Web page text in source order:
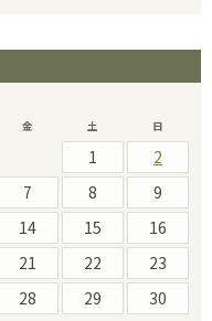
金 土 日
1
2
7 8
9
14 15
16
21 22
23
28 29
30